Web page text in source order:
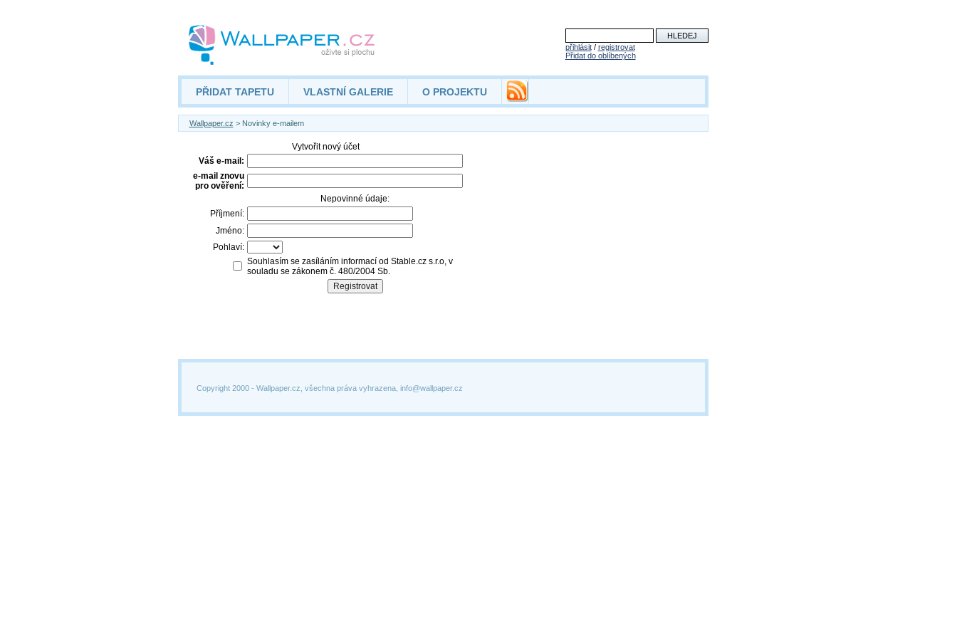
přihlásit/ registrovat
Přidat do oblíbených
PŘIDAT TAPETU VLASTNÍ GALERIE O PROJEKTU
Wallpaper.cz > Novinky e-mailem
Copyright 2000 - Wallpaper.cz, všechna práva vyhrazena, info@wallpaper.cz